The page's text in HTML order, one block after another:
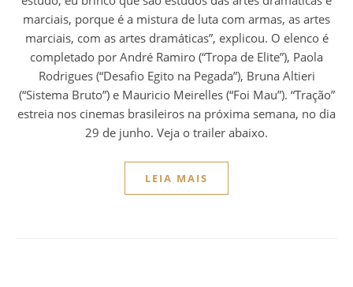
marciais, porque é a mistura de luta com armas, as artes
marciais, com as artes dramáticas”, explicou. O elenco é
completado por André Ramiro (“Tropa de Elite”), Paola
Rodrigues (“Desafio Egito na Pegada”), Bruna Altieri
(“Sistema Bruto”) e Mauricio Meirelles (“Foi Mau”). “Tração”
estreia nos cinemas brasileiros na próxima semana, no dia
29 de junho. Veja o trailer abaixo.
LEIA MAIS